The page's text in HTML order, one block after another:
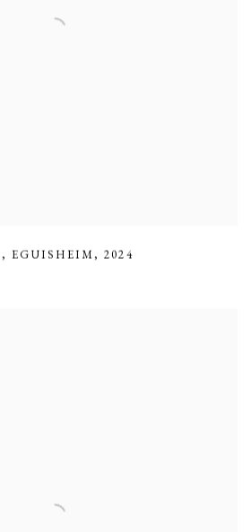
, EGUISHEIM ,2024